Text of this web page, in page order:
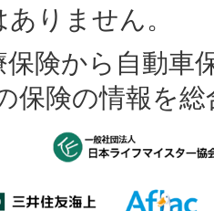
りません。
険から自動車
保険の情報を